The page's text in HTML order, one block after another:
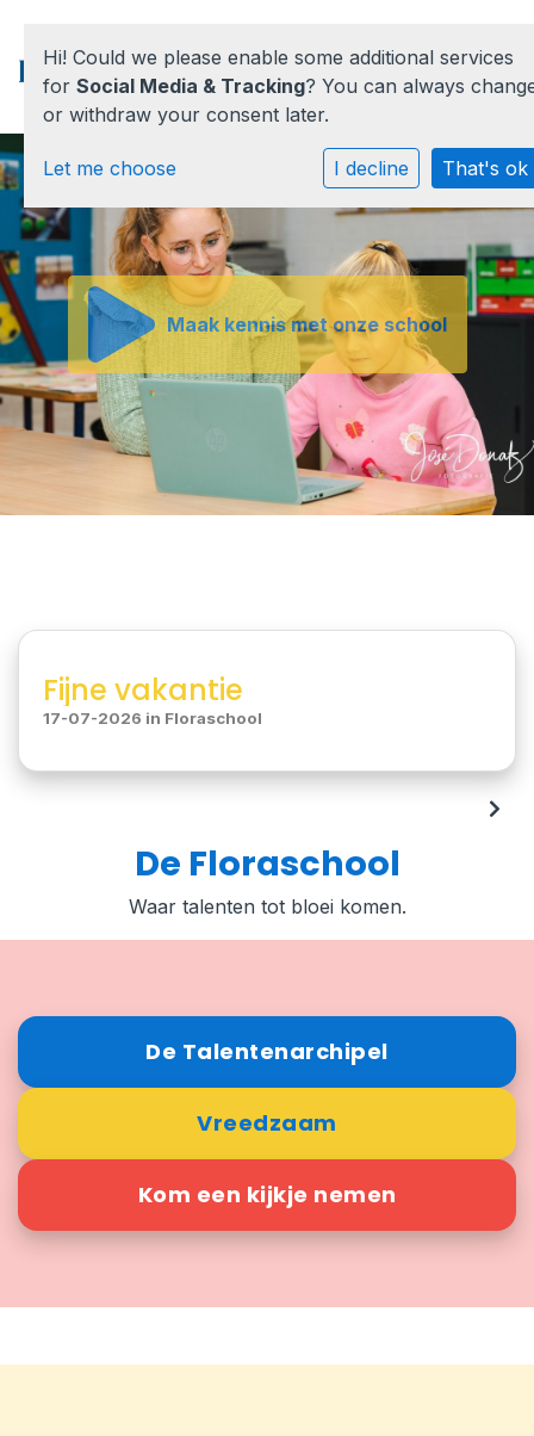
Home
Onze school
Praktische informatie
Medezeggenschap
Vacatures
Ik zoek een school
Maak kennis met onze school
Fijne vakantie
17-07-2026 in Floraschool
De Floraschool
Waar talenten tot bloei komen.
De Talentenarchipel
Vreedzaam
Kom een kijkje nemen
Hi! Could we please enable some additional services
for Social Media & Tracking? You can always
or withdraw your consent later.
Let me choose I decline That's ok